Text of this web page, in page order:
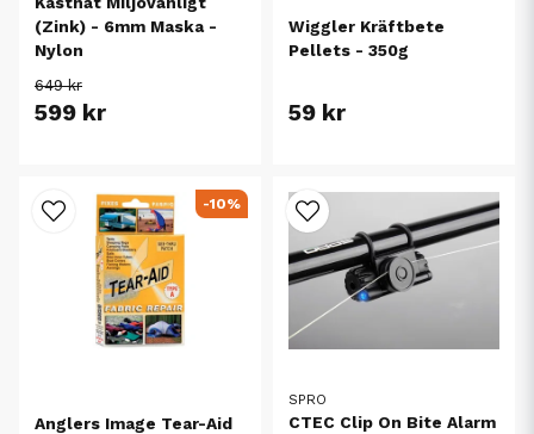
(Zink) - 6mm Maska -
Nylon
649 kr
599 kr
Wiggler Kräftbete
Pellets - 350g
59 kr
Anglers Image Tear-Aid
-10%
SPRO
CTEC Clip On Bite Alarm